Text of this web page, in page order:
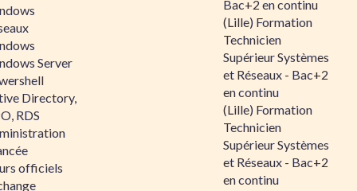
Server
Directory,
RDS
officiels
Bac+2 en continu
(Lille) Formation
Technicien
Supérieur Systèmes
et Réseaux - Bac+2
en continu
(Lille) Formation
Technicien
Supérieur Systèmes
et Réseaux - Bac+2
en continu